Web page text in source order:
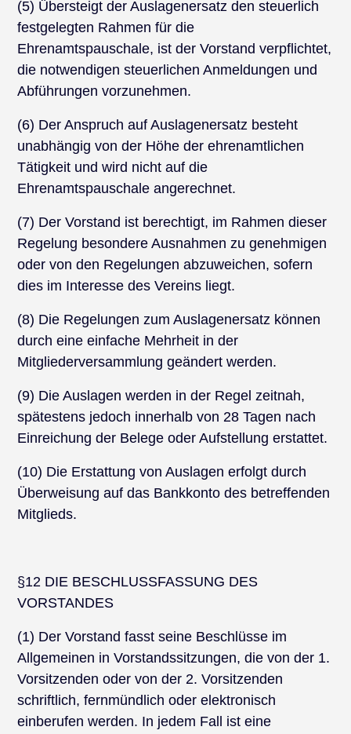
(5) Übersteigt der Auslagenersatz den steuerlich
festgelegten Rahmen für die
Ehrenamtspauschale, ist der Vorstand verpflichtet,
die notwendigen steuerlichen Anmeldungen und
Abführungen vorzunehmen.
(6) Der Anspruch auf Auslagenersatz besteht
unabhängig von der Höhe der ehrenamtlichen
Tätigkeit und wird nicht auf die
Ehrenamtspauschale angerechnet.
(7) Der Vorstand ist berechtigt, im Rahmen dieser
Regelung besondere Ausnahmen zu genehmigen
oder von den Regelungen abzuweichen, sofern
dies im Interesse des Vereins liegt.
(8) Die Regelungen zum Auslagenersatz können
durch eine einfache Mehrheit in der
Mitgliederversammlung geändert werden.
(9) Die Auslagen werden in der Regel zeitnah,
spätestens jedoch innerhalb von 28 Tagen nach
Einreichung der Belege oder Aufstellung erstattet.
(10) Die Erstattung von Auslagen erfolgt durch
Überweisung auf das Bankkonto des betreffenden
Mitglieds.
§12 DIE BESCHLUSSFASSUNG DES
VORSTANDES
(1) Der Vorstand fasst seine Beschlüsse im
Allgemeinen in Vorstandssitzungen, die von der 1.
Vorsitzenden oder von der 2. Vorsitzenden
schriftlich, fernmündlich oder elektronisch
einberufen werden. In jedem Fall ist eine